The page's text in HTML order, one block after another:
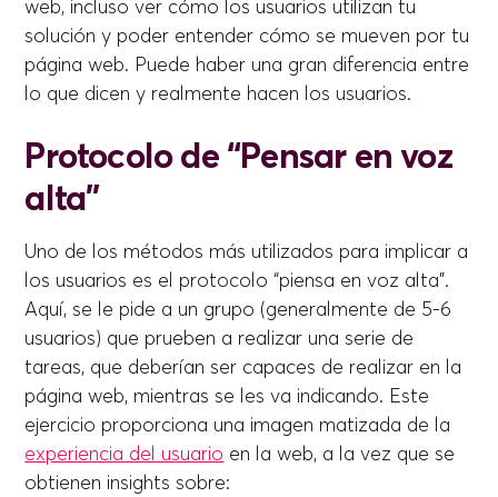
web, incluso ver cómo los usuarios utilizan tu
solución y poder entender cómo se mueven por tu
página web. Puede haber una gran diferencia entre
lo que dicen y realmente hacen los usuarios.
Protocolo de “Pensar en voz
alta”
Uno de los métodos más utilizados para implicar a
los usuarios es el protocolo “piensa en voz alta”.
Aquí, se le pide a un grupo (generalmente de 5-6
usuarios) que prueben a realizar una serie de
tareas, que deberían ser capaces de realizar en la
página web, mientras se les va indicando. Este
ejercicio proporciona una imagen matizada de la
experiencia del usuario en la web, a la vez que se
obtienen insights sobre: